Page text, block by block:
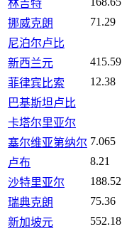
林吉特
挪威克朗
71.29
尼泊尔卢比
新西兰元
415.59
菲律宾比索
12.38
巴基斯坦卢比
卡塔尔里亚尔
塞尔维亚第纳尔 7.065
卢布
8.21
沙特里亚尔
188.52
瑞典克朗
75.36
新加坡元
552.18